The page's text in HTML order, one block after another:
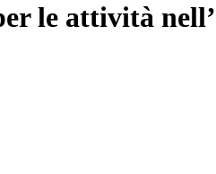
le attività